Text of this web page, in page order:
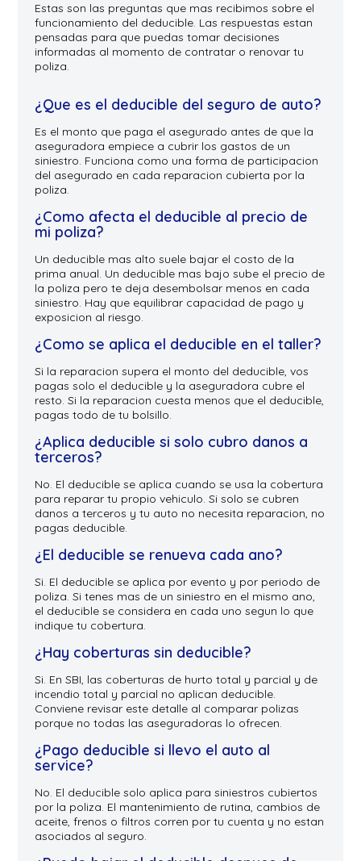
Estas son las preguntas que mas recibimos sobre el
funcionamiento del deducible. Las respuestas estan
pensadas para que puedas tomar decisiones
informadas al momento de contratar o renovar tu
poliza.
¿Que es el deducible del seguro de auto?
Es el monto que paga el asegurado antes de que la
aseguradora empiece a cubrir los gastos de un
siniestro. Funciona como una forma de participacion
del asegurado en cada reparacion cubierta por la
poliza.
¿Como afecta el deducible al precio de
mi poliza?
Un deducible mas alto suele bajar el costo de la
prima anual. Un deducible mas bajo sube el precio de
la poliza pero te deja desembolsar menos en cada
siniestro. Hay que equilibrar capacidad de pago y
exposicion al riesgo.
¿Como se aplica el deducible en el taller?
Si la reparacion supera el monto del deducible, vos
pagas solo el deducible y la aseguradora cubre el
resto. Si la reparacion cuesta menos que el deducible,
pagas todo de tu bolsillo.
¿Aplica deducible si solo cubro danos a
terceros?
No. El deducible se aplica cuando se usa la cobertura
para reparar tu propio vehiculo. Si solo se cubren
danos a terceros y tu auto no necesita reparacion, no
pagas deducible.
¿El deducible se renueva cada ano?
Si. El deducible se aplica por evento y por periodo de
poliza. Si tenes mas de un siniestro en el mismo ano,
el deducible se considera en cada uno segun lo que
indique tu cobertura.
¿Hay coberturas sin deducible?
Si. En SBI, las coberturas de hurto total y parcial y de
incendio total y parcial no aplican deducible.
Conviene revisar este detalle al comparar polizas
porque no todas las aseguradoras lo ofrecen.
¿Pago deducible si llevo el auto al
service?
No. El deducible solo aplica para siniestros cubiertos
por la poliza. El mantenimiento de rutina, cambios de
aceite, frenos o filtros corren por tu cuenta y no estan
asociados al seguro.